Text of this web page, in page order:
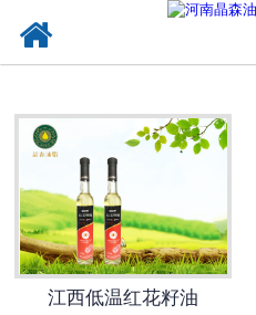
江西低温红花籽油